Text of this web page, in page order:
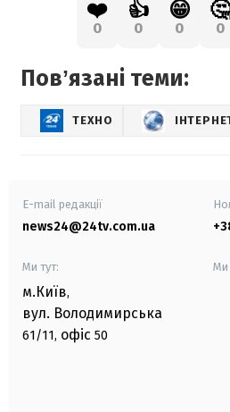
❤️
0
👍
0
😁
0
🤔
0
Повʼязані теми:
ТЕХНО
E-mail редакції
news24@24tv.com.ua
Ми тут:
м.Київ,
вул. Володимирська
61/11, офіс 50
Ми